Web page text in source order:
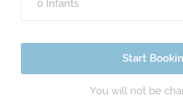
Start
You will not be